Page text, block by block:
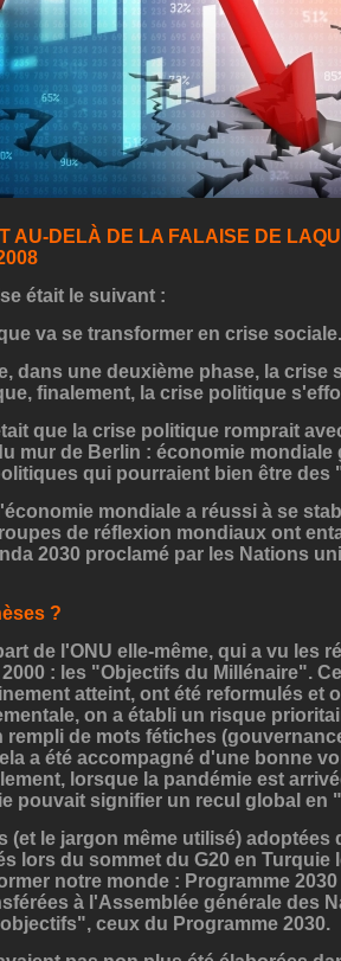
AU-DELÀ DE LA FALAISE DE
était le suivant :
va se transformer en crise sociale.
dans une deuxième phase, la crise
finalement, la crise politique
que la crise politique romprait
mur de Berlin : économie
qui pourraient bien être des
mondiale a réussi à se
de réflexion mondiaux ont
2030 proclamé par les Nations
?
de l'ONU elle-même, qui a vu les
: les "Objectifs du Millénaire".
atteint, ont été reformulés et
on a établi un risque
rempli de mots fétiches
a été accompagné d'une bonne
lorsque la pandémie est
pouvait signifier un recul global en
(et le jargon même utilisé) adoptées
lors du sommet du G20 en Turquie
notre monde : Programme
à l'Assemblée générale des
ceux du Programme 2030.